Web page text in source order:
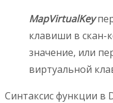
MapVirtualKey
клавиши в скан-
значение, или
виртуальной
Синтаксис функции в